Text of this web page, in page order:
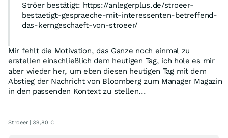
Ströer bestätigt: https://anlegerplus.de/stroeer-
bestaetigt-gespraeche-mit-interessenten-betreffend-
das-kerngeschaeft-von-stroeer/
Am 10.10.25 erfolgte dann wiederum eine große
Bloomberg-Meldung, der zu Folge Squared plane & Co.
mindestens3,5 Mrd.€ für das Kerngeschäft von Ströer
bezahlen wollten:
Mir fehlt die Motivation, das Ganze noch einmal zu
erstellen einschließlich dem heutigen Tag, ich hole es mir
aber wieder her, um eben diesen heutigen Tag mit dem
Abstieg der Nachricht von Bloomberg zum Manager Magazin
in den passenden Kontext zu stellen...
Stroeer | 39,80 €